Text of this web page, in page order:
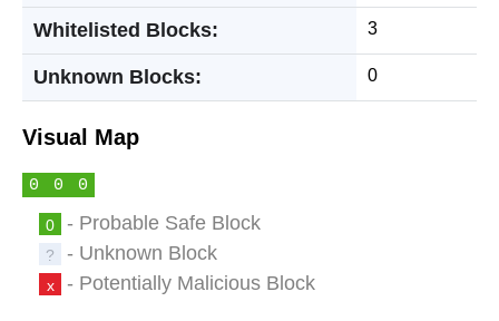
Whitelisted Blocks: 3
Unknown Blocks: 0
Visual Map
0 0 0
0 - Probable Safe Block
? - Unknown Block
x - Potentially Malicious Block